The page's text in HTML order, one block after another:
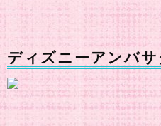
ディズニーアンバ